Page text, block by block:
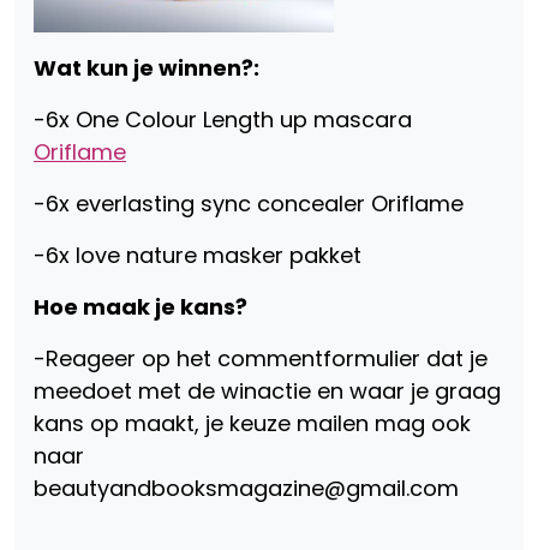
Wat kun je winnen?:
-6x One Colour Length up mascara
Oriflame
-6x everlasting sync concealer Oriflame
-6x love nature masker pakket
Hoe maak je kans?
-Reageer op het commentformulier dat je
meedoet met de winactie en waar je graag
kans op maakt, je keuze mailen mag ook
naar
beautyandbooksmagazine@gmail.com